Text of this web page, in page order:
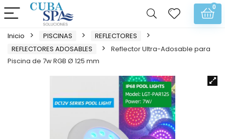
0
Inicio PISCINAS
REFLECTORES
REFLECTORES ADOSABLES
Reflector Ultra-Adosable para
Piscina de 7w RGB Ø 125 mm